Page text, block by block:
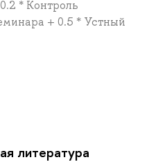
* Контроль
+ 0.5 * Устный
литература